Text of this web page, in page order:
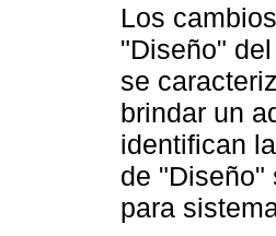
Los
"Diseño"
se
brindar un
identifican
de "Diseño"
para